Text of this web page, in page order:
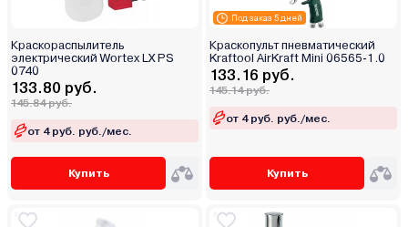
Краскораспылитель
электрический Wortex LX PS
0740
133.80 руб.
145.84 руб.
от 4 руб. руб./мес.
Купить
Под заказ 5 дней
Краскопульт пневматический
Kraftool AirKraft Mini 06565-1.0
133.16 руб.
145.14 руб.
от 4 руб. руб./мес.
Купить